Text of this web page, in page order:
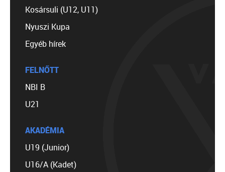
Kosársuli (U12, U11)
Nyuszi Kupa
Egyéb hírek
FELNŐTT
NBI B
U21
AKADÉMIA
U19 (Junior)
U16/A (Kadet)